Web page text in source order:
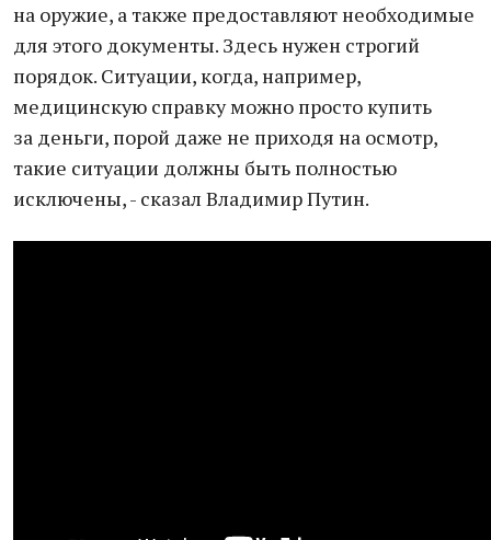
на оружие, а также предоставляют необходимые
для этого документы. Здесь нужен строгий
порядок. Ситуации, когда, например,
медицинскую справку можно просто купить
за деньги, порой даже не приходя на осмотр,
такие ситуации должны быть полностью
исключены, - сказал Владимир Путин.